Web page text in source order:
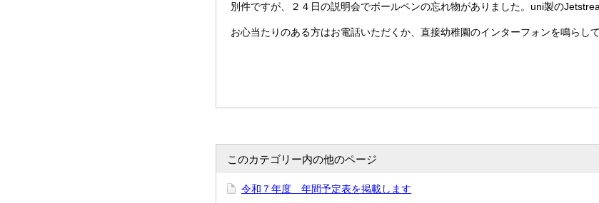
別件ですが、２４日の説明会でボールペンの忘れ物がありました。uni製の
お心当たりのある方はお電話いただくか、直接幼稚園のインターフォンを鳴らして
このカテゴリー内の他のページ
令和７年度 年間予定表を掲載します